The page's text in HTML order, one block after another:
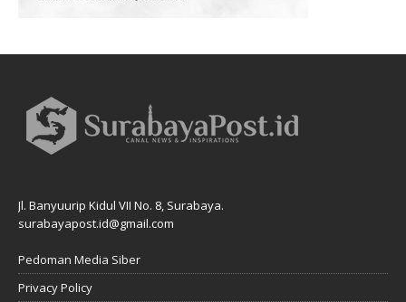
Jl. Banyuurip Kidul VII No. 8, Surabaya.
surabayapost.id@gmail.com
Pedoman Media Siber
Privacy Policy